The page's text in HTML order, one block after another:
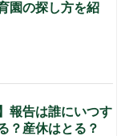
園の探し方を紹
報告は誰にいつす
？産休はとる？